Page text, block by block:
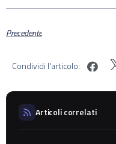
Precedente
Condividi l'articolo:
Articoli correlati